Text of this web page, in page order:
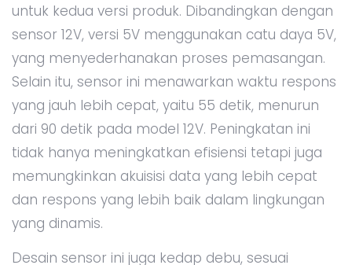
untuk kedua versi produk. Dibandingkan dengan
sensor 12V, versi 5V menggunakan catu daya 5V,
yang menyederhanakan proses pemasangan.
Selain itu, sensor ini menawarkan waktu respons
yang jauh lebih cepat, yaitu 55 detik, menurun
dari 90 detik pada model 12V. Peningkatan ini
tidak hanya meningkatkan efisiensi tetapi juga
memungkinkan akuisisi data yang lebih cepat
dan respons yang lebih baik dalam lingkungan
yang dinamis.
Desain sensor ini juga kedap debu, sesuai